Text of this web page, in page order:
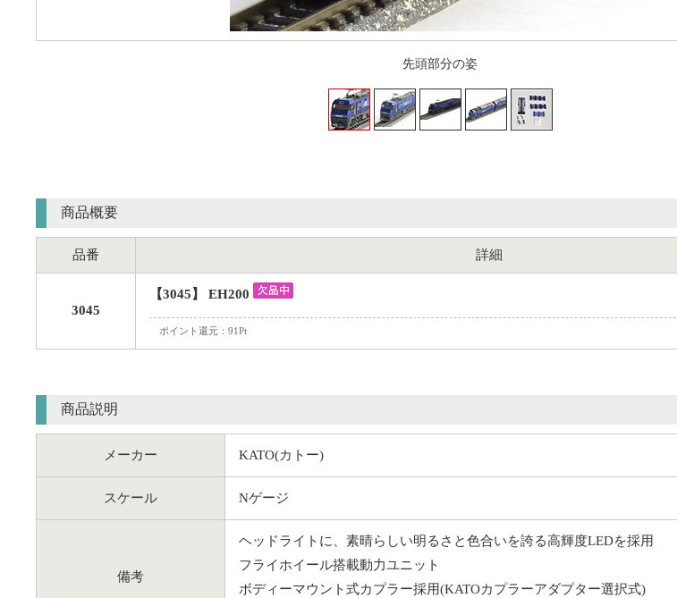
先頭部分の姿
商品概要
品番 詳細
3045
【3045】 EH200
ポイント還元：91Pt
商品説明
メーカー KATO(カトー)
スケール Nゲージ
備考
ヘッドライトに、素晴らしい明るさと色合いを誇る高輝度LEDを採用
フライホイール搭載動力ユニット
ボディーマウント式カプラー採用(KATOカプラーアダプター選択式)